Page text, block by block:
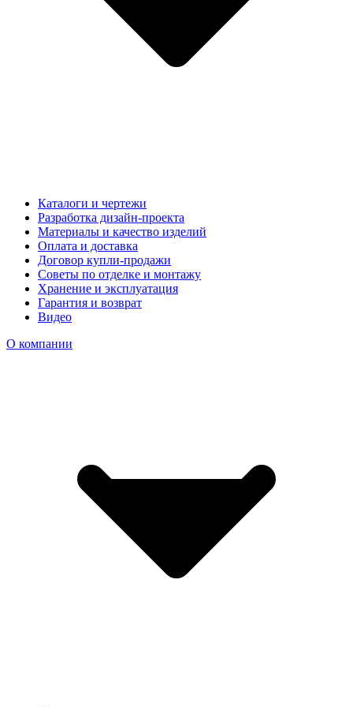
Каталоги и чертежи
Разработка дизайн-проекта
Материалы и качество изделий
Оплата и доставка
Договор купли-продажи
Советы по отделке и монтажу
Хранение и эксплуатация
Гарантия и возврат
Видео
О компании